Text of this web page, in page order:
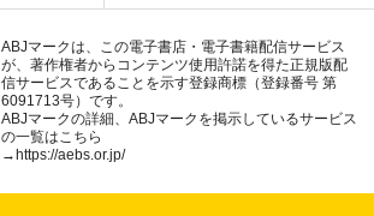
ABJマークは、この電子書店・電子書籍配信サービス
が、著作権者からコンテンツ使用許諾を得た正規版配
信サービスであることを示す登録商標（登録番号 第
6091713号）です。
ABJマークの詳細、ABJマークを掲示しているサービス
の一覧はこちら
→https://aebs.or.jp/